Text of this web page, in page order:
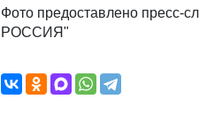
Фото предоставлено пресс-
РОССИЯ"